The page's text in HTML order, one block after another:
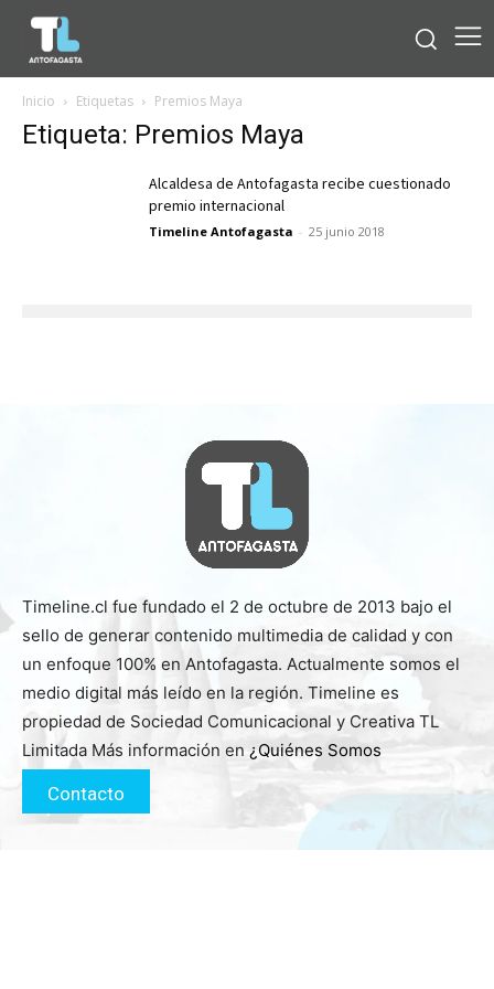
Inicio Etiquetas Premios Maya
Etiqueta: Premios Maya
Alcaldesa de Antofagasta recibe cuestionado
premio internacional
Timeline Antofagasta - 25 junio 2018
Timeline.cl fue fundado el 2 de octubre de 2013 bajo el
sello de generar contenido multimedia de calidad y con
un enfoque 100% en Antofagasta. Actualmente somos el
medio digital más leído en la región. Timeline es
propiedad de Sociedad Comunicacional y Creativa TL
Limitada Más información en ¿Quiénes Somos
Contacto